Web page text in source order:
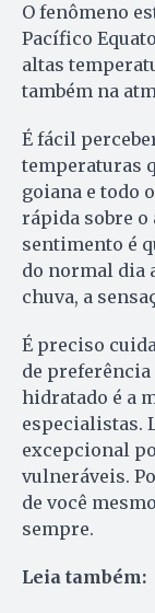
O fenômeno
Pacífico
altas
também na
É fácil
temperaturas
goiana e todo
rápida sobre o
sentimento é
do normal dia
chuva, a
É preciso
de preferência
hidratado é a
especialistas.
excepcional
vulneráveis.
de você
sempre.
Leia também: